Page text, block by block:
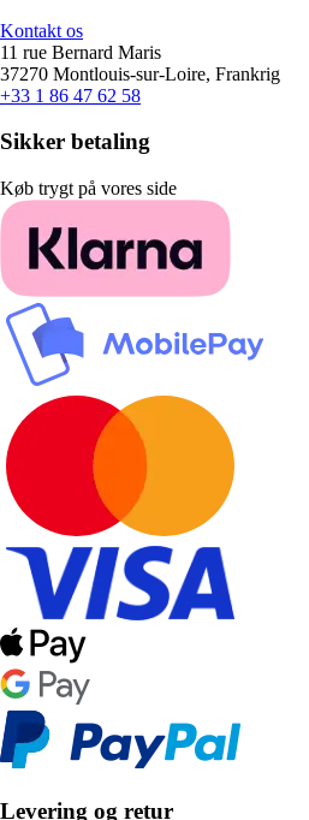
Kontakt os
11 rue Bernard Maris
37270 Montlouis-sur-Loire, Frankrig
+33 1 86 47 62 58
Sikker betaling
Køb trygt på vores side
Levering og retur